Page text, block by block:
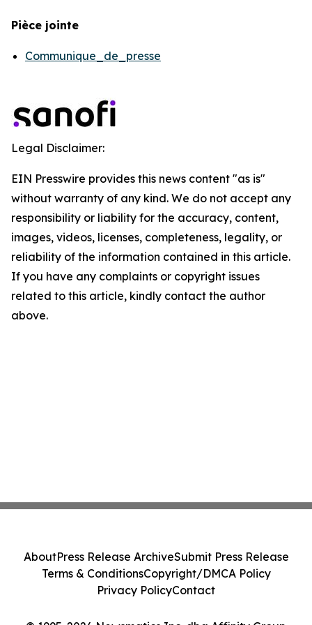
Pièce jointe
Communique_de_presse
Legal Disclaimer:
EIN Presswire provides this news content "as is"
without warranty of any kind. We do not accept any
responsibility or liability for the accuracy, content,
images, videos, licenses, completeness, legality, or
reliability of the information contained in this article.
If you have any complaints or copyright issues
related to this article, kindly contact the author
above.
AboutPress Release ArchiveSubmit Press Release
Terms & ConditionsCopyright/DMCA Policy
Privacy PolicyContact